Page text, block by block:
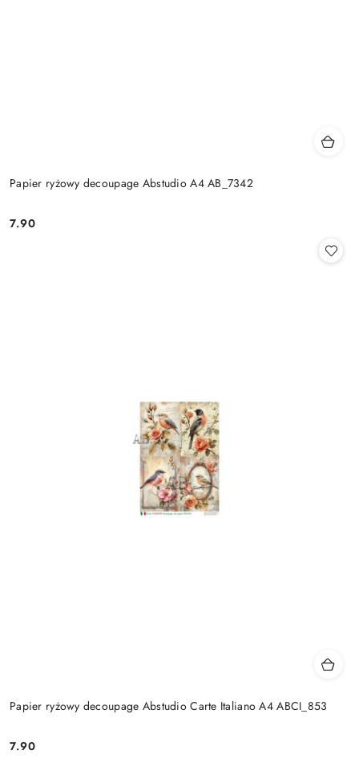
Papier ryżowy decoupage Abstudio A4 AB_7342
Cena:
7.90
Papier ryżowy decoupage Abstudio Carte Italiano A4 ABCI_853
Cena:
7.90